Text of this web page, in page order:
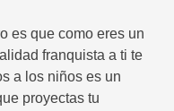
es que como eres un
franquista a ti te
a los niños es un
proyectas tu